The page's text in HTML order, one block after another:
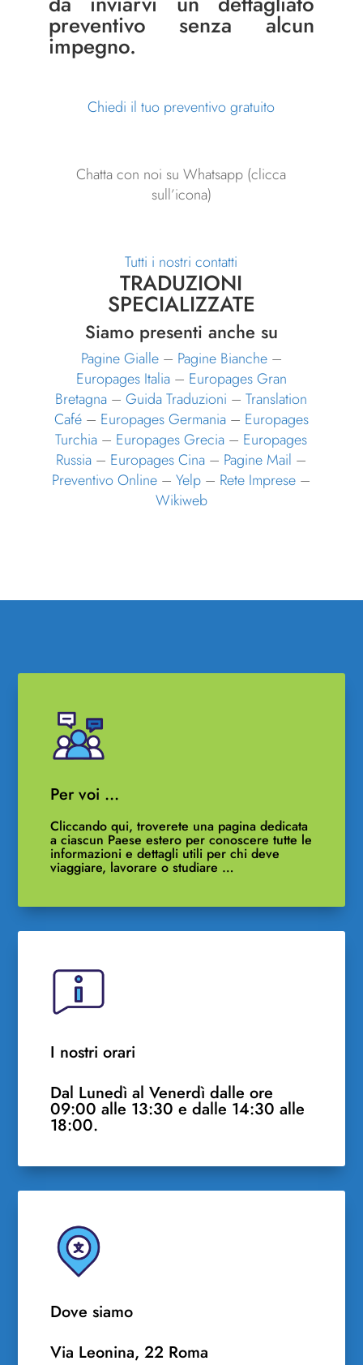
preventivo senza alcun
impegno.
Chiedi il tuo preventivo gratuito
Chatta con noi su Whatsapp (clicca
sull’icona)
Tutti i nostri contatti
TRADUZIONI
SPECIALIZZATE
Siamo presenti anche su
Pagine Gialle– Pagine Bianche–
Europages Italia– Europages Gran
Bretagna –Guida Traduzioni –Translation
Café– Europages Germania– Europages
Turchia – Europages Grecia – Europages
Russia – Europages Cina – Pagine Mail –
Preventivo Online –Yelp – Rete Imprese –
Wikiweb
Per voi …
Cliccando qui, troverete una pagina dedicata
a ciascun Paese estero per conoscere tutte le
informazioni e dettagli utili per chi deve
viaggiare, lavorare o studiare …
I nostri orari
Dal Lunedì al Venerdì dalle ore
09:00 alle 13:30 e dalle 14:30 alle
18:00.
Dove siamo
Via Leonina, 22 Roma